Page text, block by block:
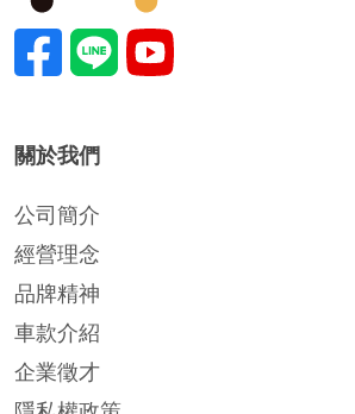
關於我們
公司簡介
經營理念
品牌精神
車款介紹
企業徵才